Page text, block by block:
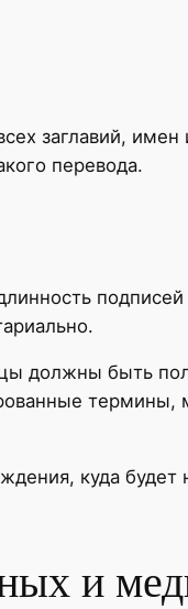
заглавий, имен
перевода.
должны быть
термины,
куда будет
и